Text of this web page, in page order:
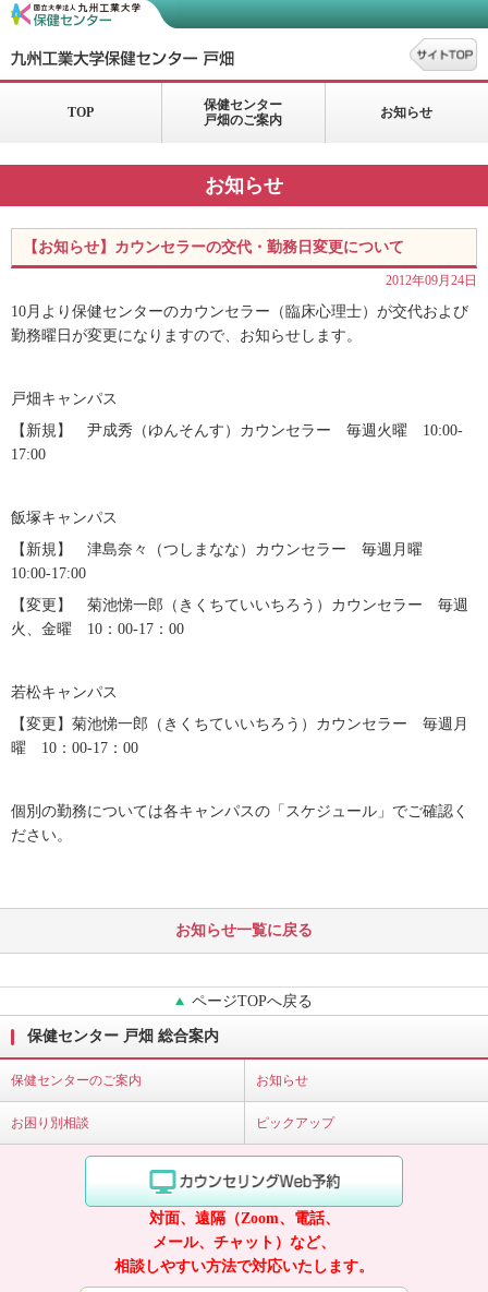
TOP
保健センター
戸畑のご案内
お知らせ
お知らせ
【お知らせ】カウンセラーの交代・勤務日変更について
2012年09月24日
10月より保健センターのカウンセラー（臨床心理士）が交代および
勤務曜日が変更になりますので、お知らせします。
戸畑キャンパス
【新規】 尹成秀（ゆんそんす）カウンセラー 毎週火曜 10:00-
17:00
飯塚キャンパス
【新規】 津島奈々（つしまなな）カウンセラー 毎週月曜
10:00-17:00
【変更】 菊池悌一郎（きくちていいちろう）カウンセラー 毎週
火、金曜 10：00-17：00
若松キャンパス
【変更】菊池悌一郎（きくちていいちろう）カウンセラー 毎週月
曜 10：00-17：00
個別の勤務については各キャンパスの「スケジュール」でご確認く
ださい。
お知らせ一覧に戻る
ページTOPへ戻る
保健センター 戸畑 総合案内
保健センターのご案内 お知らせ
お困り別相談 ピックアップ
対面、遠隔（Zoom、電話、
メール、チャット）など、
相談しやすい方法で対応いたします。